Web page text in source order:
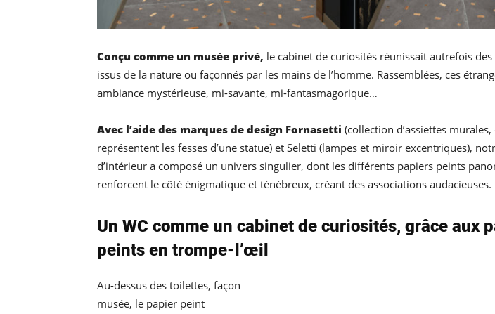
Conçu comme un musée privé, le cabinet de curiosités réunissait autrefois
issus de la nature ou façonnés par les mains de l’homme. Rassemblées, ces
ambiance mystérieuse, mi-savante, mi-fantasmagorique…
Avec l’aide des marques de design Fornasetti (collection d’assiettes
représentent les fesses d’une statue) et Seletti (lampes et miroir excentriques),
d’intérieur a composé un univers singulier, dont les différents papiers peints
renforcent le côté énigmatique et ténébreux, créant des associations audacieuses.
Un WC comme un cabinet de curiosités, grâce aux
peints en trompe-l’œil
Au-dessus des toilettes, façon
musée, le papier peint